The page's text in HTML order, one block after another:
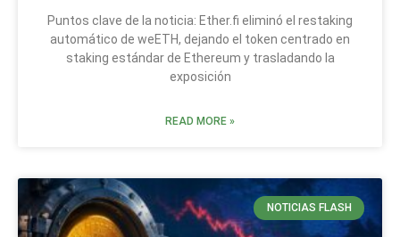
Puntos clave de la noticia: Ether.fi eliminó el restaking
automático de weETH, dejando el token centrado en
staking estándar de Ethereum y trasladando la
exposición
READ MORE »
NOTICIAS FLASH